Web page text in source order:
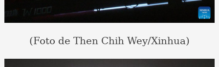
(Foto de Then Chih Wey/Xinhua)